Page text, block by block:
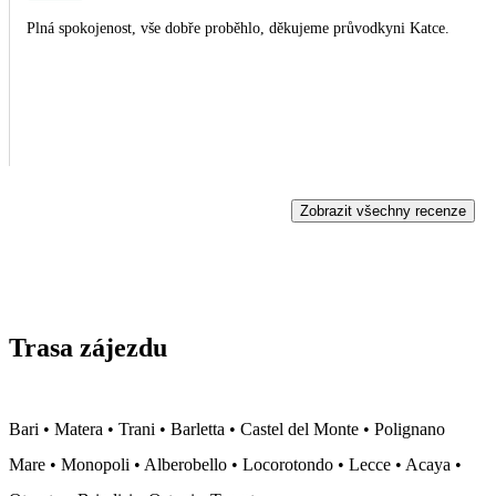
Plná spokojenost, vše dobře proběhlo, děkujeme průvodkyni Katce.
Zobrazit všechny recenze
Trasa zájezdu
Bari • Matera • Trani • Barletta • Castel del Monte • Polignano
Mare • Monopoli • Alberobello • Locorotondo • Lecce • Acaya •